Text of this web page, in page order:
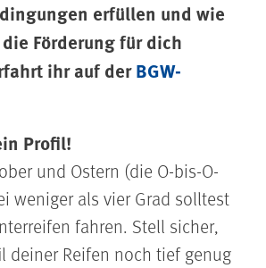
erfüllen und wie
Förderung für dich
ihr auf derBGW-
Profil!
und Ostern (die O-bis-O-
weniger als vier Grad solltest
fahren. Stell sicher,
deiner Reifen noch tief genug